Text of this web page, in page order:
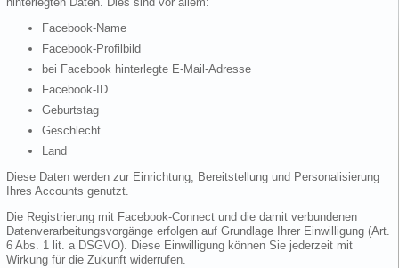
Facebook-Name
Facebook-Profilbild
bei Facebook hinterlegte E-Mail-Adresse
Facebook-ID
Geburtstag
Geschlecht
Land
Diese Daten werden zur Einrichtung, Bereitstellung und Personalisierung
Ihres Accounts genutzt.
Die Registrierung mit Facebook-Connect und die damit verbundenen
Datenverarbeitungsvorgänge erfolgen auf Grundlage Ihrer Einwilligung (Art.
6 Abs. 1 lit. a DSGVO). Diese Einwilligung können Sie jederzeit mit
Wirkung für die Zukunft widerrufen.